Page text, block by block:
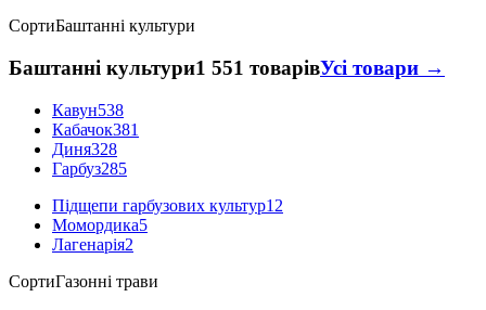
СортиБаштанні культури
Баштанні культури1 551 товарівУсі товари →
Кавун538
Кабачок381
Диня328
Гарбуз285
Підщепи гарбузових культур12
Момордика5
Лагенарія2
СортиГазонні трави